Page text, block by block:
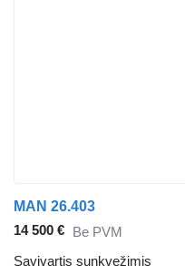
MAN 26.403
14 500 € Be PVM
Savivartis sunkvežimis